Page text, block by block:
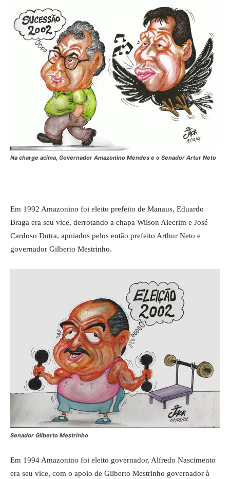
Na charge acima, Governador Amazonino Mendes e o Senador Artur Neto
Em 1992 Amazonino foi eleito prefeito de Manaus, Eduardo
Braga era seu vice, derrotando a chapa Wilson Alecrim e José
Cardoso Dutra, apoiados pelos então prefeito Arthur Neto e
governador Gilberto Mestrinho.
Senador Gilberto Mestrinho
Em 1994 Amazonino foi eleito governador, Alfredo Nascimento
era seu vice, com o apoio de Gilberto Mestrinho governador à